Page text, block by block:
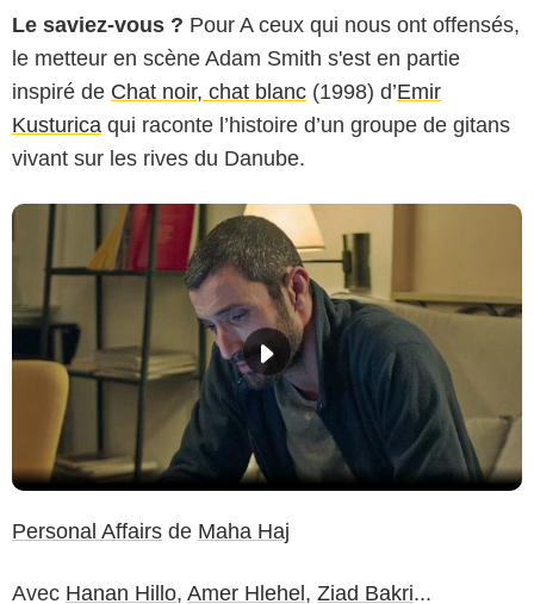
Le saviez-vous ? Pour A ceux qui nous ont offensés,
le metteur en scène Adam Smith s'est en partie
inspiré de Chat noir, chat blanc (1998) d’Emir
Kusturica qui raconte l’histoire d’un groupe de gitans
vivant sur les rives du Danube.
Personal Affairs de Maha Haj
Avec Hanan Hillo, Amer Hlehel, Ziad Bakri...